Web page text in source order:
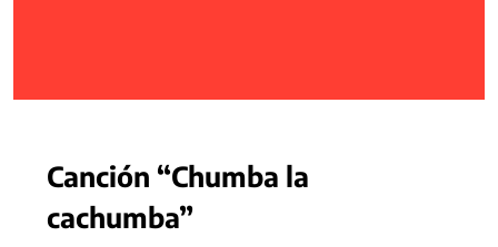
Canción “Chumba la
cachumba”